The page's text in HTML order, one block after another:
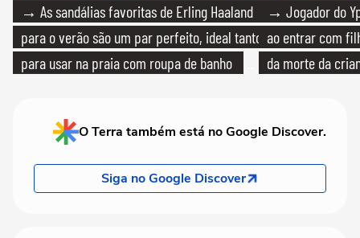
→ As sandálias favoritas de Erling Haaland
para o verão são um par perfeito, ideal tanto
para usar na praia com roupa de banho
→ Jogador do
ao entrar com
da morte da
O Terra também está no Google Discover.
Siga no Google Discover